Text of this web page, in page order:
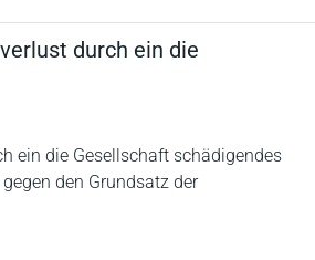
durch ein die
ein die Gesellschaft schädigendes
den Grundsatz der